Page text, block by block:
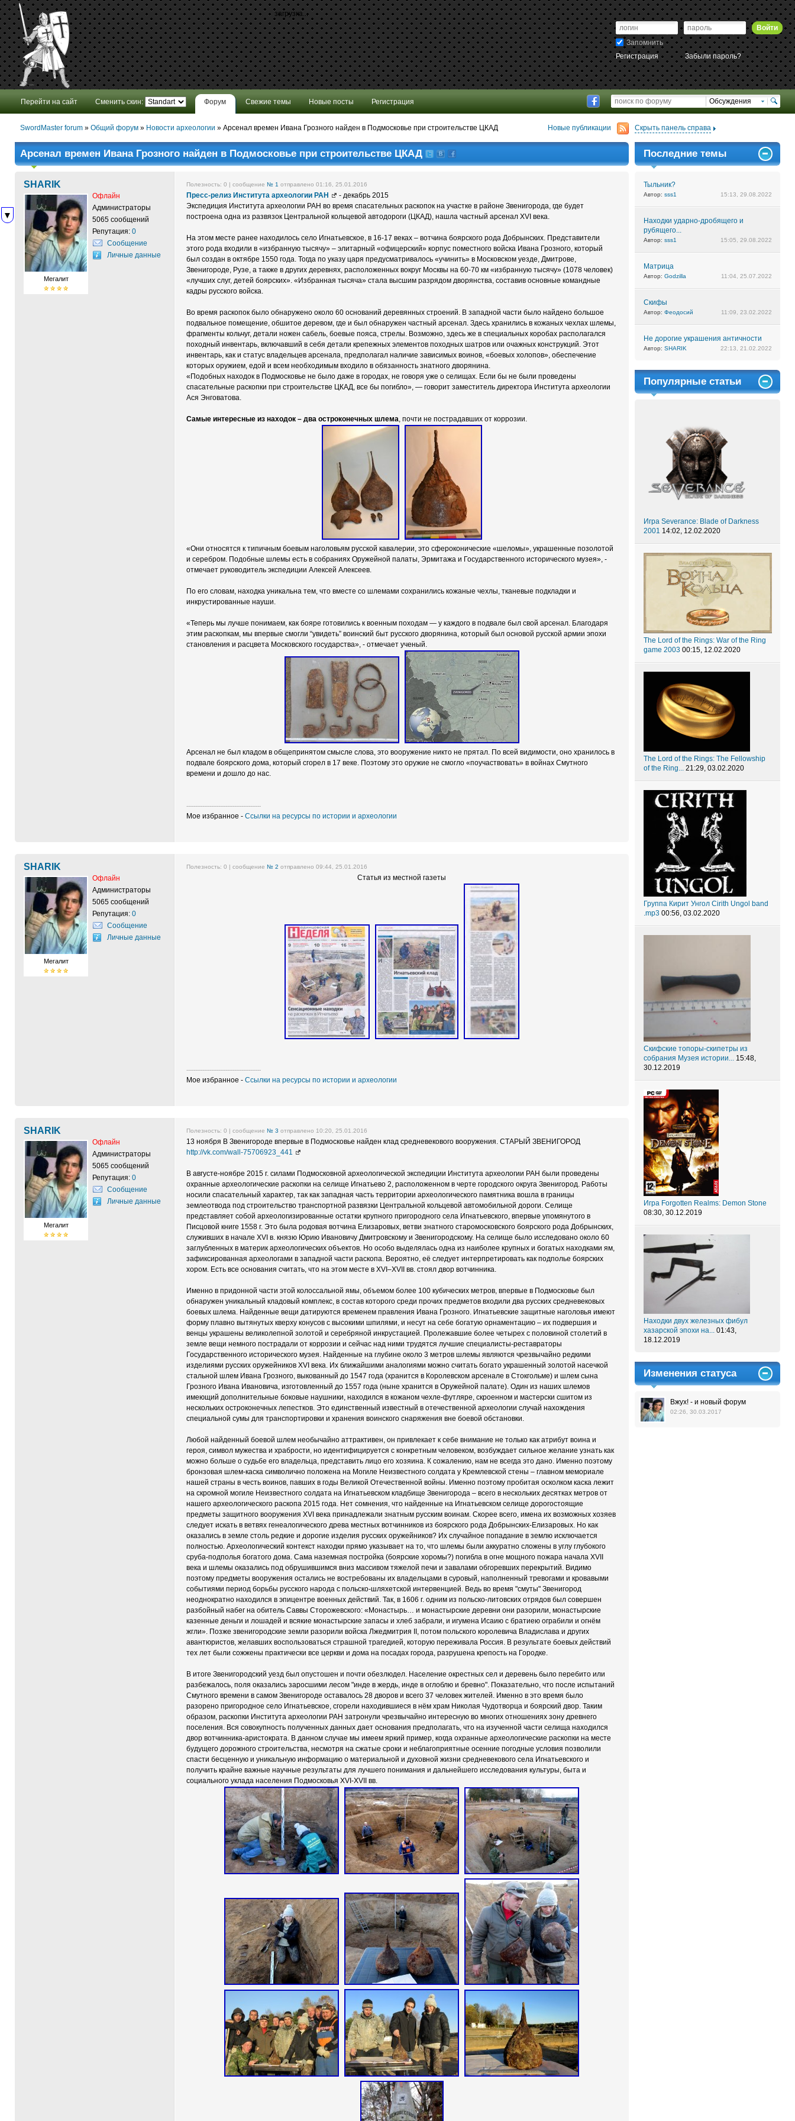
загрузка...
Перейти на сайт Сменить скин: Форум Свежие темы Новые посты Регистрация
Войти
Запомнить
Регистрация
Забыли пароль?
Обсуждения
SwordMaster forum » Общий форум » Новости археологии » Арсенал времен Ивана Грозного найден в Подмосковье при строительстве ЦКАД Новые публикации Скрыть панель справа
Арсенал времен Ивана Грозного найден в Подмосковье при строительстве ЦКАД
SHARIK
Мегалит
Офлайн
Администраторы
5065 сообщений
Репутация: 0
Сообщение
Личные данные
Полезность: 0 | сообщение № 1 отправлено 01:16, 25.01.2016
Пресс-релиз Института археологии РАН
- декабрь 2015
Экспедиция Института археологии РАН во время спасательных раскопок на участке в районе Звенигорода, где будет
построена одна из развязок Центральной кольцевой автодороги (ЦКАД), нашла частный арсенал XVI века.
На этом месте ранее находилось село Игнатьевское, в 16-17 веках – вотчина боярского рода Добрынских. Представители
этого рода входили в «избранную тысячу» – элитарный «офицерский» корпус поместного войска Ивана Грозного, который
был создан в октябре 1550 года. Тогда по указу царя предусматривалось «учинить» в Московском уезде, Дмитрове,
Звенигороде, Рузе, а также в других деревнях, расположенных вокруг Москвы на 60-70 км «избранную тысячу» (1078 человек)
«лучших слуг, детей боярских». «Избранная тысяча» стала высшим разрядом дворянства, составив основные командные
кадры русского войска.
Во время раскопок было обнаружено около 60 оснований деревянных строений. В западной части было найдено большое
подвальное помещение, обшитое деревом, где и был обнаружен частный арсенал. Здесь хранились в кожаных чехлах шлемы,
фрагменты кольчуг, детали ножен сабель, боевые пояса, стрелы. Возможно, здесь же в специальных коробах располагался
походный инвентарь, включавший в себя детали крепежных элементов походных шатров или очажных конструкций. Этот
инвентарь, как и статус владельцев арсенала, предполагал наличие зависимых воинов, «боевых холопов», обеспечение
которых оружием, едой и всем необходимым входило в обязанность знатного дворянина.
«Подобных находок в Подмосковье не было даже в городах, не говоря уже о селищах. Если бы не были проведены
спасательные раскопки при строительстве ЦКАД, все бы погибло», — говорит заместитель директора Института археологии
Ася Энговатова.
Самые интересные из находок – два остроконечных шлема, почти не пострадавших от коррозии.
«Они относятся к типичным боевым наголовьям русской кавалерии, это сфероконические «шеломы», украшенные позолотой
и серебром. Подобные шлемы есть в собраниях Оружейной палаты, Эрмитажа и Государственного исторического музея», -
отмечает руководитель экспедиции Алексей Алексеев.
По его словам, находка уникальна тем, что вместе со шлемами сохранились кожаные чехлы, тканевые подкладки и
инкрустированные науши.
«Теперь мы лучше понимаем, как бояре готовились к военным походам — у каждого в подвале был свой арсенал. Благодаря
этим раскопкам, мы впервые смогли “увидеть” воинский быт русского дворянина, который был основой русской армии эпохи
становления и расцвета Московского государства», - отмечает ученый.
Арсенал не был кладом в общепринятом смысле слова, это вооружение никто не прятал. По всей видимости, оно хранилось в
подвале боярского дома, который сгорел в 17 веке. Поэтому это оружие не смогло «поучаствовать» в войнах Смутного
времени и дошло до нас.
------------------------------------------
Мое избранное - Ссылки на ресурсы по истории и археологии
SHARIK
Мегалит
Офлайн
Администраторы
5065 сообщений
Репутация: 0
Сообщение
Личные данные
Полезность: 0 | сообщение № 2 отправлено 09:44, 25.01.2016
Статья из местной газеты
------------------------------------------
Мое избранное - Ссылки на ресурсы по истории и археологии
SHARIK
Мегалит
Офлайн
Администраторы
5065 сообщений
Репутация: 0
Сообщение
Личные данные
Полезность: 0 | сообщение № 3 отправлено 10:20, 25.01.2016
13 ноября В Звенигороде впервые в Подмосковье найден клад средневекового вооружения. СТАРЫЙ ЗВЕНИГОРОД
http://vk.com/wall-75706923_441
В августе-ноябре 2015 г. силами Подмосковной археологической экспедиции Института археологии РАН были проведены
охранные археологические раскопки на селище Игнатьево 2, расположенном в черте городского округа Звенигород. Работы
носили спасательный характер, так как западная часть территории археологического памятника вошла в границы
землеотвода под строительство транспортной развязки Центральной кольцевой автомобильной дороги. Селище
представляет собой археологизированные остатки крупного пригородного села Игнатьевского, впервые упомянутого в
Писцовой книге 1558 г. Это была родовая вотчина Елизаровых, ветви знатного старомосковского боярского рода Добрынских,
служивших в начале XVI в. князю Юрию Ивановичу Дмитровскому и Звенигородскому. На селище было исследовано около 60
заглубленных в материк археологических объектов. Но особо выделялась одна из наиболее крупных и богатых находками ям,
зафиксированная археологами в западной части раскопа. Вероятно, её следует интерпретировать как подполье боярских
хором. Есть все основания считать, что на этом месте в XVI–XVII вв. стоял двор вотчинника.
Именно в придонной части этой колоссальной ямы, объемом более 100 кубических метров, впервые в Подмосковье был
обнаружен уникальный кладовый комплекс, в состав которого среди прочих предметов входили два русских средневековых
боевых шлема. Найденные вещи датируются временем правления Ивана Грозного. Игнатьевские защитные наголовья имеют
форму плавно вытянутых кверху конусов с высокими шпилями, и несут на себе богатую орнаментацию – их подвершия и
венцы украшены великолепной золотой и серебряной инкрустацией. Пролежавшие более четырех с половиной столетий в
земле вещи немного пострадали от коррозии и сейчас над ними трудятся лучшие специалисты-реставраторы
Государственного исторического музея. Найденные на глубине около 3 метров шлемы являются чрезвычайно редкими
изделиями русских оружейников XVI века. Их ближайшими аналогиями можно считать богато украшенный золотой насечкой
стальной шлем Ивана Грозного, выкованный до 1547 года (хранится в Королевском арсенале в Стокгольме) и шлем сына
Грозного Ивана Ивановича, изготовленный до 1557 года (ныне хранится в Оружейной палате). Один из наших шлемов
имеющий дополнительные боковые наушники, находился в кожаном чехле-футляре, скроенном и мастерски сшитом из
нескольких остроконечных лепестков. Это единственный известный в отечественной археологии случай нахождения
специальной сумы для транспортировки и хранения воинского снаряжения вне боевой обстановки.
Любой найденный боевой шлем необычайно аттрактивен, он привлекает к себе внимание не только как атрибут воина и
героя, символ мужества и храбрости, но идентифицируется с конкретным человеком, возбуждает сильное желание узнать как
можно больше о судьбе его владельца, представить лицо его хозяина. К сожалению, нам не всегда это дано. Именно поэтому
бронзовая шлем-каска символично положена на Могиле Неизвестного солдата у Кремлевской стены – главном мемориале
нашей страны в честь воинов, павших в годы Великой Отечественной войны. Именно поэтому пробитая осколком каска лежит
на скромной могиле Неизвестного солдата на Игнатьевском кладбище Звенигорода – всего в нескольких десятках метров от
нашего археологического раскопа 2015 года. Нет сомнения, что найденные на Игнатьевском селище дорогостоящие
предметы защитного вооружения XVI века принадлежали знатным русским воинам. Скорее всего, имена их возможных хозяев
следует искать в ветвях генеалогического древа местных вотчинников из боярского рода Добрынских-Елизаровых. Но как
оказались в земле столь редкие и дорогие изделия русских оружейников? Их случайное попадание в землю исключается
полностью. Археологический контекст находки прямо указывает на то, что шлемы были аккуратно сложены в углу глубокого
сруба-подполья богатого дома. Сама наземная постройка (боярские хоромы?) погибла в огне мощного пожара начала XVII
века и шлемы оказались под обрушившимся вниз массивом тяжелой печи и завалами обгоревших перекрытий. Видимо
поэтому предметы вооружения остались не востребованы их владельцами в суровый, наполненный тревогами и кровавыми
событиями период борьбы русского народа с польско-шляхетской интервенцией. Ведь во время "смуты" Звенигород
неоднократно находился в эпицентре военных действий. Так, в 1606 г. одним из польско-литовских отрядов был совершен
разбойный набег на обитель Саввы Сторожевского: «Монастырь… и монастырские деревни они разорили, монастырские
казенные деньги и лошадей и всякие монастырские запасы и хлеб забрали, и игумена Исаию с братиею ограбили и огнём
жгли». Позже звенигородские земли разорили войска Лжедмитрия II, потом польского королевича Владислава и других
авантюристов, желавших воспользоваться страшной трагедией, которую переживала Россия. В результате боевых действий
тех лет были сожжены практически все церкви и дома на посадах города, разрушена крепость на Городке.
В итоге Звенигородский уезд был опустошен и почти обезлюдел. Население окрестных сел и деревень было перебито или
разбежалось, поля оказались заросшими лесом "инде в жердь, инде в оглоблю и бревно". Показательно, что после испытаний
Смутного времени в самом Звенигороде оставалось 28 дворов и всего 37 человек жителей. Именно в это время было
разорено пригородное село Игнатьевское, сгорели находившиеся в нём храм Николая Чудотворца и боярский двор. Таким
образом, раскопки Института археологии РАН затронули чрезвычайно интересную во многих отношениях зону древнего
поселения. Вся совокупность полученных данных дает основания предполагать, что на изученной части селища находился
двор вотчинника-аристократа. В данном случае мы имеем яркий пример, когда охранные археологические раскопки на месте
будущего дорожного строительства, несмотря на сжатые сроки и неблагоприятные осенние погодные условия позволили
спасти бесценную и уникальную информацию о материальной и духовной жизни средневекового села Игнатьевского и
получить крайне важные научные результаты для лучшего понимания и дальнейшего исследования культуры, быта и
социального уклада населения Подмосковья XVI-XVII вв.
Последние темы
Тыльник?
Автор: sss1 15:13, 29.08.2022
Находки ударно-дробящего и
рубящего...
Автор: sss1 15:05, 29.08.2022
Матрица
Автор: Godzilla 11:04, 25.07.2022
Скифы
Автор: Феодосий 11:09, 23.02.2022
Не дорогие украшения античности
Автор: SHARIK 22:13, 21.02.2022
Популярные статьи
Игра Severance: Blade of Darkness
2001 14:02, 12.02.2020
The Lord of the Rings: War of the Ring
game 2003 00:15, 12.02.2020
The Lord of the Rings: The Fellowship
of the Ring...
21:29, 03.02.2020
Группа Кирит Унгол Cirith Ungol band
.mp3 00:56, 03.02.2020
Скифские топоры-скипетры из
собрания Музея истории...
15:48,
30.12.2019
Игра Forgotten Realms: Demon Stone
08:30, 30.12.2019
Находки двух железных фибул
хазарской эпохи на...
01:43,
18.12.2019
Изменения статуса
Вжух! - и новый форум
02:26, 30.03.2017
▼